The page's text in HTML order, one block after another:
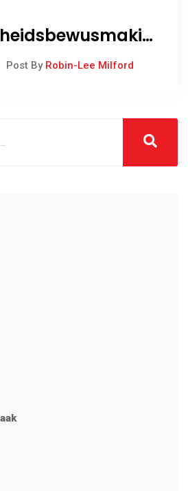
by laerskool
Post By Robin-Lee Milford